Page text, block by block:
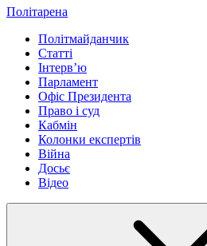
Політарена
Політмайданчик
Статті
Інтервʼю
Парламент
Офіс Президента
Право і суд
Кабмін
Колонки експертів
Війна
Досьє
Відео